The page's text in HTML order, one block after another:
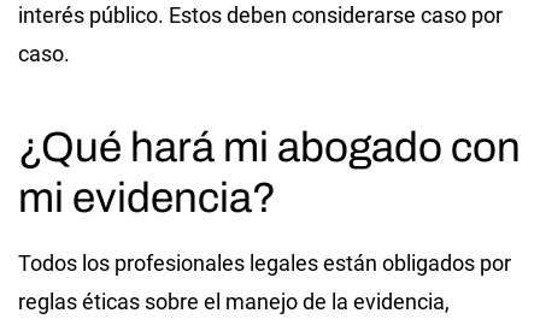
interés público. Estos deben considerarse caso por
caso.
¿Qué hará mi abogado con
mi evidencia?
Todos los profesionales legales están obligados por
reglas éticas sobre el manejo de la evidencia,